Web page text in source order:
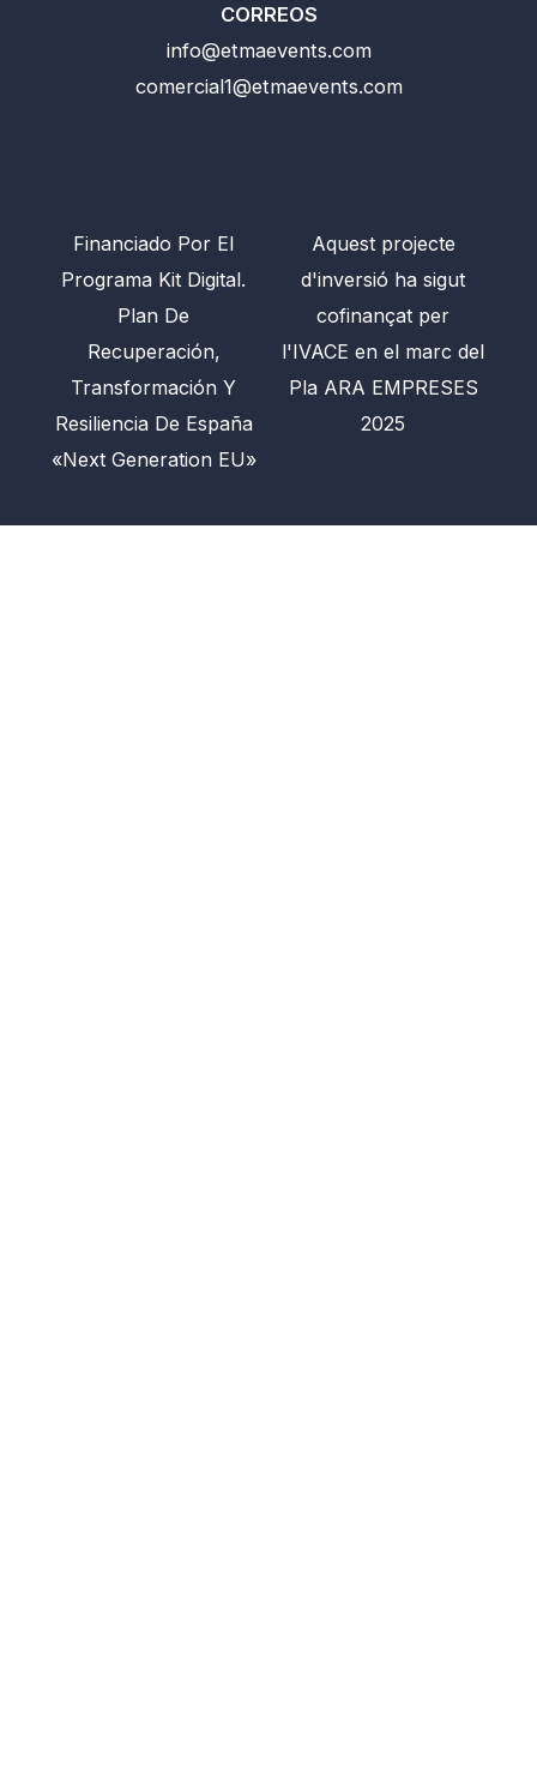
CORREOS
info@etmaevents.com
comercial1@etmaevents.com
Financiado Por El
Programa Kit Digital.
Plan De
Recuperación,
Transformación Y
Resiliencia De España
«Next Generation EU»
Aquest projecte
d'inversió ha sigut
cofinançat per
l'IVACE en el marc del
Pla ARA EMPRESES
2025